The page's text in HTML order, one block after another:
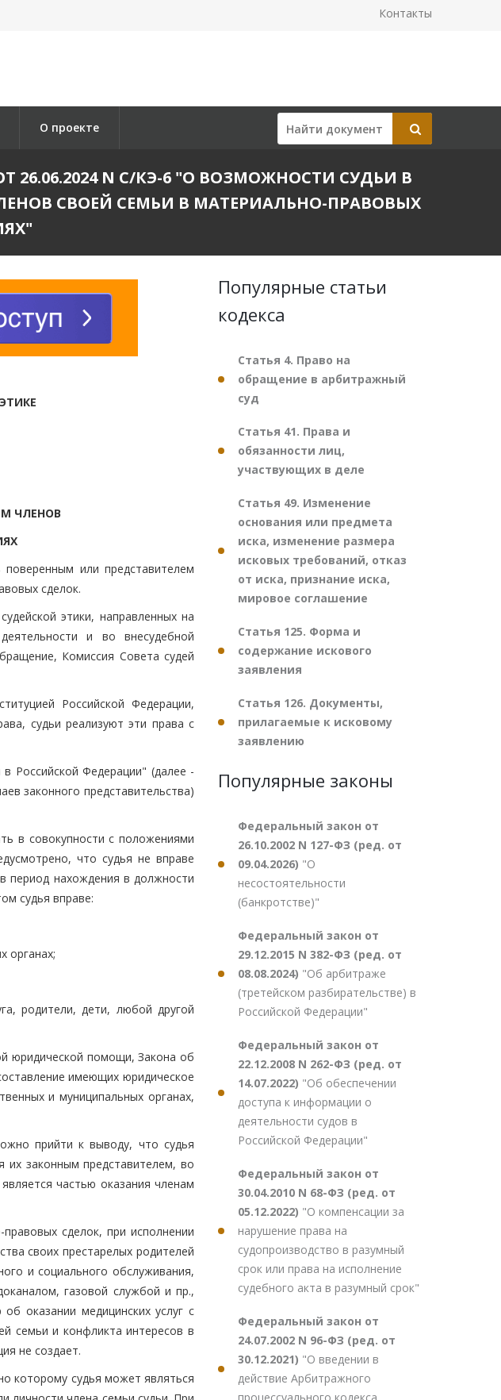
Контакты
О проекте
N С/КЭ-6 "О ВОЗМОЖНОСТИ СУДЬИ В
СВОЕЙ СЕМЬИ В МАТЕРИАЛЬНО-ПРАВОВЫХ
ЧЛЕНОВ
или представителем
сделок.
этики, направленных на
и во внесудебной
Комиссия Совета судей
Российской Федерации,
судьи реализуют эти права с
Российской Федерации" (далее -
законного представительства)
в совокупности с положениями
что судья не вправе
период нахождения в должности
судья вправе:
органах;
родители, дети, любой другой
юридической помощи, Закона об
имеющих юридическое
и муниципальных органах,
прийти к выводу, что судья
их законным представителем, во
частью оказания членам
сделок, при исполнении
своих престарелых родителей
и социального обслуживания,
газовой службой и пр.,
оказании медицинских услуг с
семьи и конфликта интересов в
не создает.
которому судья может являться
Популярные статьи
кодекса
Статья 4. Право на
обращение в арбитражный
суд
Статья 41. Права и
обязанности лиц,
участвующих в деле
Статья 49. Изменение
основания или предмета
иска, изменение размера
исковых требований, отказ
от иска, признание иска,
мировое соглашение
Статья 125. Форма и
содержание искового
заявления
Статья 126. Документы,
прилагаемые к исковому
заявлению
Популярные законы
Федеральный закон от
26.10.2002 N 127-ФЗ (ред. от
09.04.2026) "О
несостоятельности
(банкротстве)"
Федеральный закон от
29.12.2015 N 382-ФЗ (ред. от
08.08.2024) "Об арбитраже
(третейском разбирательстве) в
Российской Федерации"
Федеральный закон от
22.12.2008 N 262-ФЗ (ред. от
14.07.2022) "Об обеспечении
доступа к информации о
деятельности судов в
Российской Федерации"
Федеральный закон от
30.04.2010 N 68-ФЗ (ред. от
05.12.2022) "О компенсации за
нарушение права на
судопроизводство в разумный
срок или права на исполнение
судебного акта в разумный срок"
Федеральный закон от
24.07.2002 N 96-ФЗ (ред. от
30.12.2021) "О введении в
действие Арбитражного